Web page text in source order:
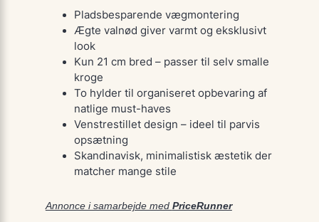
Pladsbesparende vægmontering
Ægte valnød giver varmt og eksklusivt
look
Kun 21 cm bred – passer til selv smalle
kroge
To hylder til organiseret opbevaring af
natlige must-haves
Venstrestillet design – ideel til parvis
opsætning
Skandinavisk, minimalistisk æstetik der
matcher mange stile
Annonce i samarbejde med PriceRunner